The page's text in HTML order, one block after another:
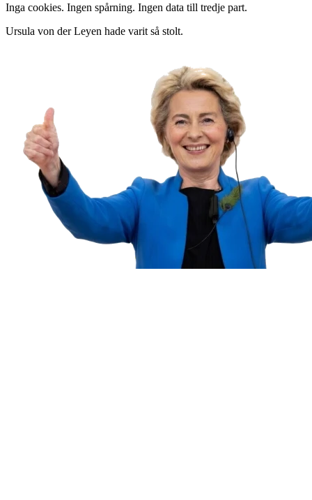
Inga cookies. Ingen spårning. Ingen data till tredje part.
Ursula von der Leyen hade varit så stolt.